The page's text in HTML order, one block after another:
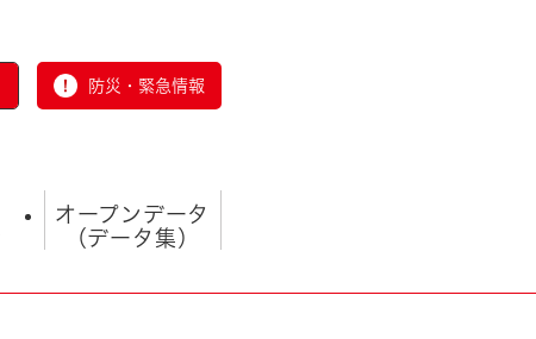
防災・緊急情報
オープンデータ
（データ集）